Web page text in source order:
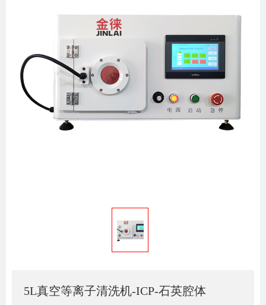
5L真空等离子清洗机-ICP-石英腔体